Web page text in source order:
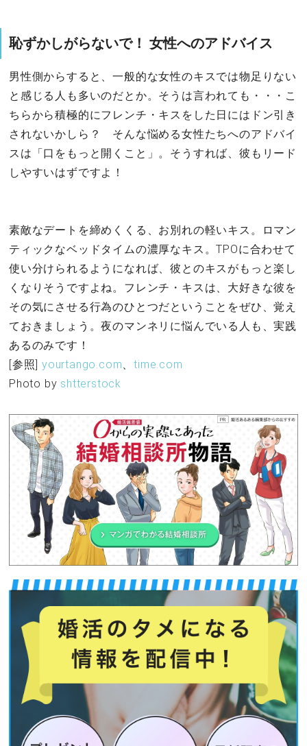
恥ずかしがらないで！ 女性へのアドバイス
男性側からすると、一般的な女性のキスでは物足りない
と感じる人も多いのだとか。そうは言われても・・・こ
ちらから積極的にフレンチ・キスをした日にはドン引き
されないかしら？ そんな悩める女性たちへのアドバイ
スは「口をもっと開くこと」。そうすれば、彼もリード
しやすいはずですよ！
素敵なデートを締めくくる、お別れの軽いキス。ロマン
ティックなベッドタイムの濃厚なキス。TPOに合わせて
使い分けられるようになれば、彼とのキスがもっと楽し
くなりそうですよね。フレンチ・キスは、大好きな彼を
その気にさせる行為のひとつだということをぜひ、覚え
ておきましょう。夜のマンネリに悩んでいる人も、実践
あるのみです！
[参照] yourtango.com、time.com
Photo by shtterstock